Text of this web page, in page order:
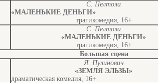
С. Пелтола
«МАЛЕНЬКИЕ ДЕНЬГИ»
трагикомедия, 16+
С. Пелтола
«МАЛЕНЬКИЕ ДЕНЬГИ»
трагикомедия, 16+
Большая сцена
Я. Пулинович
«ЗЕМЛЯ ЭЛЬЗЫ»
драматическая комедия, 16+